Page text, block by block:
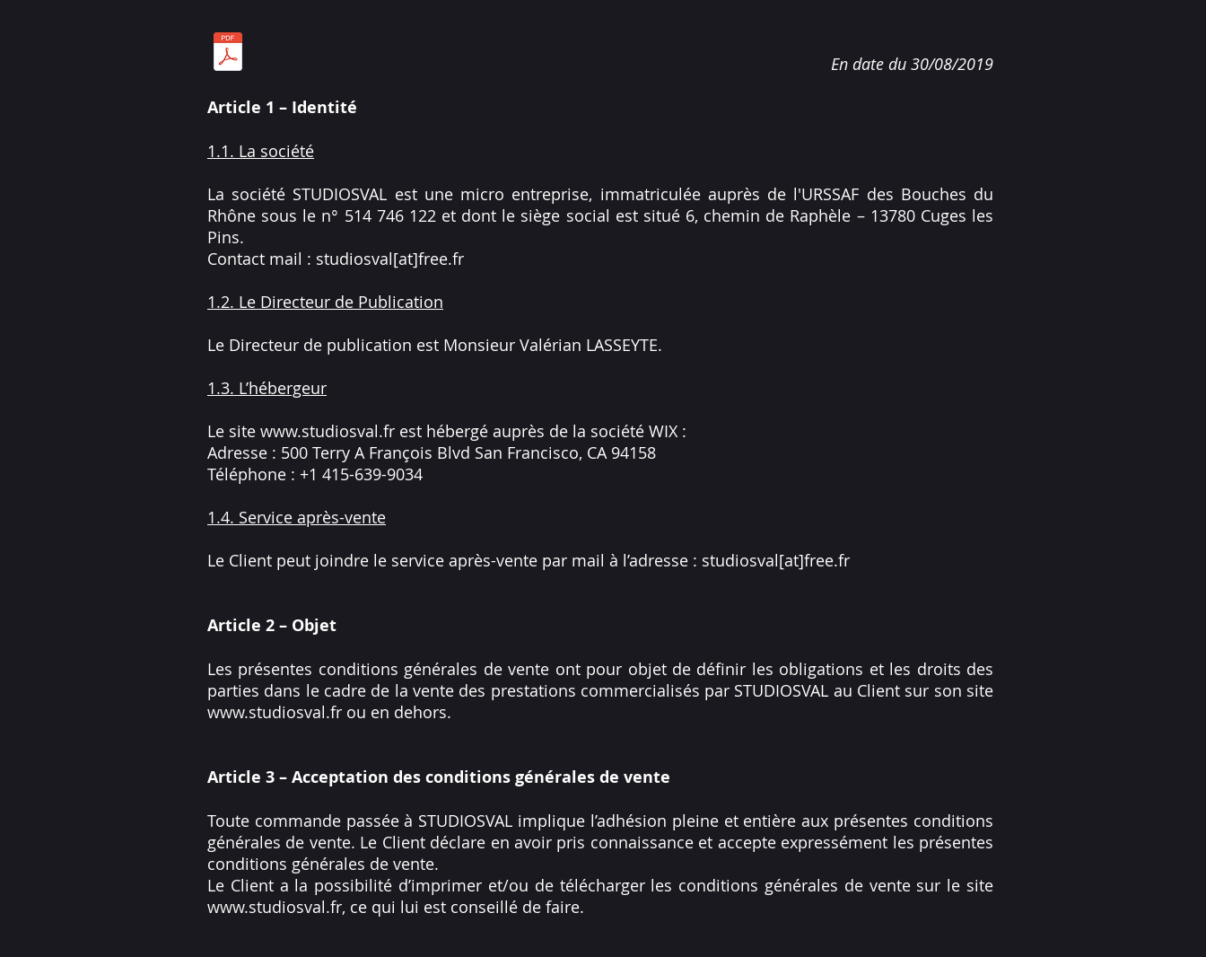
En date du 30/08/2019
Article 1 – Identité
1.1. La société
La société STUDIOSVAL est une micro entreprise, immatriculée auprès de l'URSSAF des Bouches du
Rhône sous le n° 514 746 122 et dont le siège social est situé 6, chemin de Raphèle – 13780 Cuges les
Pins.
Contact mail : studiosval[at]free.fr
1.2. Le Directeur de Publication
Le Directeur de publication est Monsieur Valérian LASSEYTE.
1.3. L’hébergeur
Le site www.studiosval.fr est hébergé auprès de la société WIX :
Adresse : 500 Terry A François Blvd San Francisco, CA 94158
Téléphone : +1 415-639-9034
1.4. Service après-vente
Le Client peut joindre le service après-vente par mail à l’adresse : studiosval[at]free.fr
Article 2 – Objet
Les présentes conditions générales de vente ont pour objet de définir les obligations et les droits des
parties dans le cadre de la vente des prestations commercialisés par STUDIOSVAL au Client sur son site
www.studiosval.fr ou en dehors.
Article 3 – Acceptation des conditions générales de vente
Toute commande passée à STUDIOSVAL implique l’adhésion pleine et entière aux présentes conditions
générales de vente. Le Client déclare en avoir pris connaissance et accepte expressément les présentes
conditions générales de vente.
Le Client a la possibilité d’imprimer et/ou de télécharger les conditions générales de vente sur le site
www.studiosval.fr, ce qui lui est conseillé de faire.